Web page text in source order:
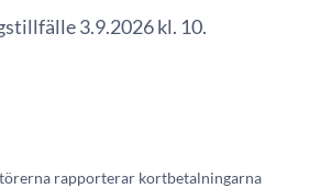
3.9.2026 kl. 10.
rapporterar kortbetalningarna